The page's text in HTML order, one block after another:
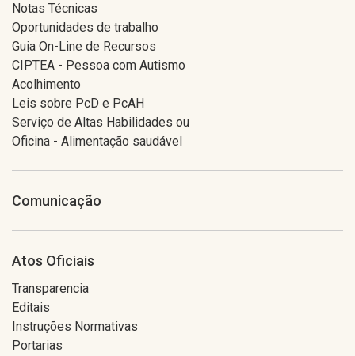
Notas Técnicas
Oportunidades de trabalho
Guia On-Line de Recursos
CIPTEA - Pessoa com Autismo
Acolhimento
Leis sobre PcD e PcAH
Serviço de Altas Habilidades ou
Oficina - Alimentação saudável
Comunicação
Atos Oficiais
Transparencia
Editais
Instruções Normativas
Portarias